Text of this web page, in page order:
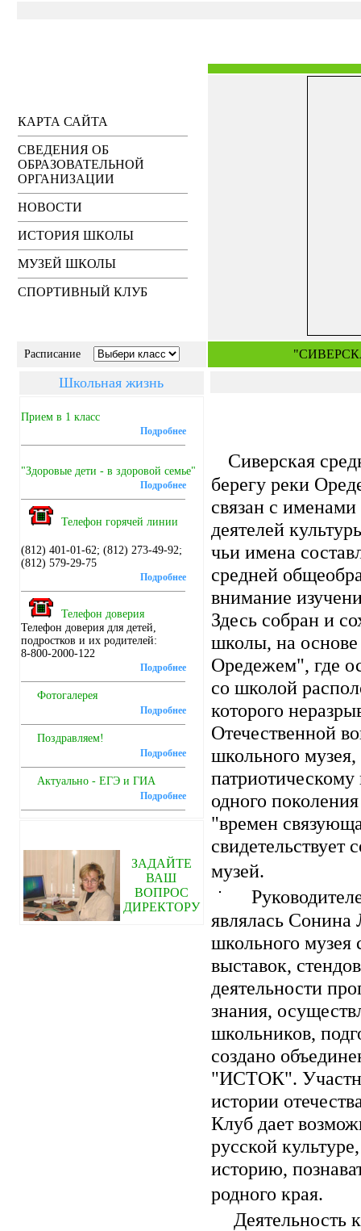
КАРТА САЙТА
СВЕДЕНИЯ ОБ
ОБРАЗОВАТЕЛЬНОЙ
ОРГАНИЗАЦИИ
НОВОСТИ
ИСТОРИЯ ШКОЛЫ
МУЗЕЙ ШКОЛЫ
СПОРТИВНЫЙ КЛУБ
Расписание
Школьная жизнь
Прием в 1 класс
Подробнее
"Здоровые дети - в здоровой семье"
Подробнее
Телефон горячей линии
(812) 401-01-62; (812) 273-49-92;
(812) 579-29-75
Подробнее
Телефон доверия
Телефон доверия для детей,
подростков и их родителей:
8-800-2000-122
Подробнее
Фотогалерея
Подробнее
Поздравляем!
Подробнее
Актуально - ЕГЭ и ГИА
Подробнее
ЗАДАЙТЕ
ВАШ
ВОПРОС
ДИРЕКТОРУ
Сиверская
берегу реки
связан с
деятелей
чьи имена
средней
внимание
Здесь собран и
школы, на
Оредежем", где
со школой
которого
Отечественной
школьного музея,
одного
"времен
свидетельствует
музей.
являлась Сонина
школьного музея
выставок,
деятельности
знания,
школьников,
создано
"ИСТОК".
истории
Клуб дает
русской
историю,
родного края.
Деятельность